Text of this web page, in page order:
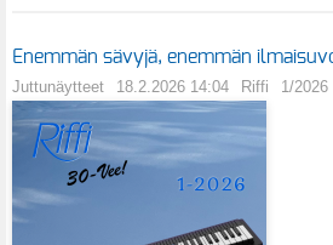
Enemmän sävyjä, enemmän
Juttunäytteet 18.2.2026 14:04 Riffi 1/2026